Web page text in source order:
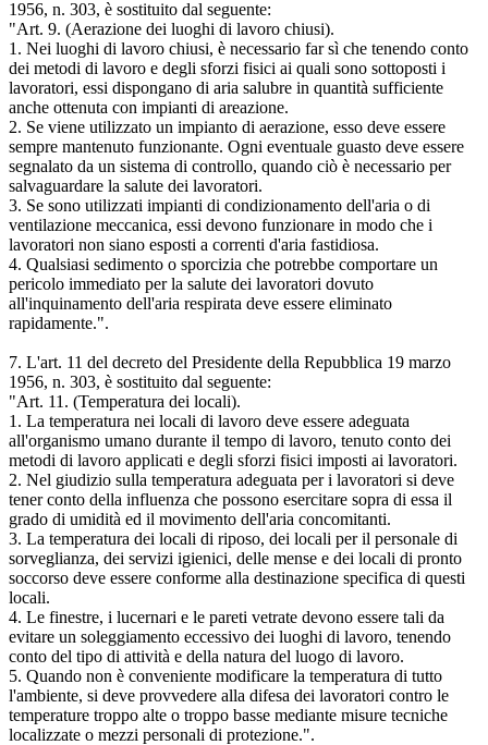
1956, n. 303, è sostituito dal seguente:
"Art. 9. (Aerazione dei luoghi di lavoro chiusi).
1. Nei luoghi di lavoro chiusi, è necessario far sì che tenendo conto
dei metodi di lavoro e degli sforzi fisici ai quali sono sottoposti i
lavoratori, essi dispongano di aria salubre in quantità sufficiente
anche ottenuta con impianti di areazione.
2. Se viene utilizzato un impianto di aerazione, esso deve essere
sempre mantenuto funzionante. Ogni eventuale guasto deve essere
segnalato da un sistema di controllo, quando ciò è necessario per
salvaguardare la salute dei lavoratori.
3. Se sono utilizzati impianti di condizionamento dell'aria o di
ventilazione meccanica, essi devono funzionare in modo che i
lavoratori non siano esposti a correnti d'aria fastidiosa.
4. Qualsiasi sedimento o sporcizia che potrebbe comportare un
pericolo immediato per la salute dei lavoratori dovuto
all'inquinamento dell'aria respirata deve essere eliminato
rapidamente.".
7. L'art. 11 del decreto del Presidente della Repubblica 19 marzo
1956, n. 303, è sostituito dal seguente:
"Art. 11. (Temperatura dei locali).
1. La temperatura nei locali di lavoro deve essere adeguata
all'organismo umano durante il tempo di lavoro, tenuto conto dei
metodi di lavoro applicati e degli sforzi fisici imposti ai lavoratori.
2. Nel giudizio sulla temperatura adeguata per i lavoratori si deve
tener conto della influenza che possono esercitare sopra di essa il
grado di umidità ed il movimento dell'aria concomitanti.
3. La temperatura dei locali di riposo, dei locali per il personale di
sorveglianza, dei servizi igienici, delle mense e dei locali di pronto
soccorso deve essere conforme alla destinazione specifica di questi
locali.
4. Le finestre, i lucernari e le pareti vetrate devono essere tali da
evitare un soleggiamento eccessivo dei luoghi di lavoro, tenendo
conto del tipo di attività e della natura del luogo di lavoro.
5. Quando non è conveniente modificare la temperatura di tutto
l'ambiente, si deve provvedere alla difesa dei lavoratori contro le
temperature troppo alte o troppo basse mediante misure tecniche
localizzate o mezzi personali di protezione.".